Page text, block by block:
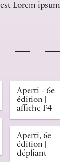
Lorem
Aperti - 6e
édition |
affiche F4
Aperti, 6e
édition |
dépliant